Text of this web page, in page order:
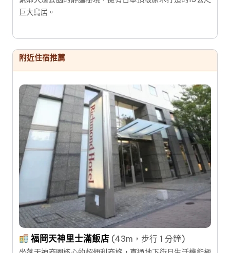
巨大鳥居。
附近住宿推薦
福岡天神里士滿飯店 (43m，步行 1 分鐘)